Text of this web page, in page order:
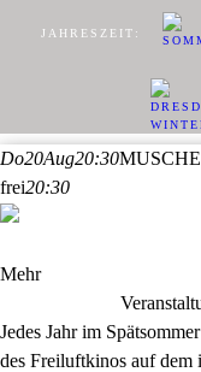
JAHRESZEIT:
Do20Aug20:30
frei20:30
Mehr
Jedes Jahr im
des Freiluftkinos auf